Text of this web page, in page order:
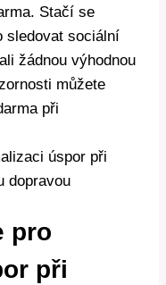
Stačí se
sledovat sociální
žádnou výhodnou
můžete
při
pro
při